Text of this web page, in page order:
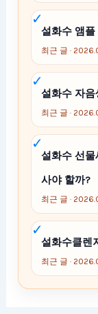
설화수 앰플
최근 글 ·
설화수 자음
최근 글 ·
설화수 선물
사야 할까?
최근 글 ·
설화수클렌
최근 글 ·